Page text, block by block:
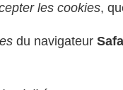
les cookies,
du navigateur